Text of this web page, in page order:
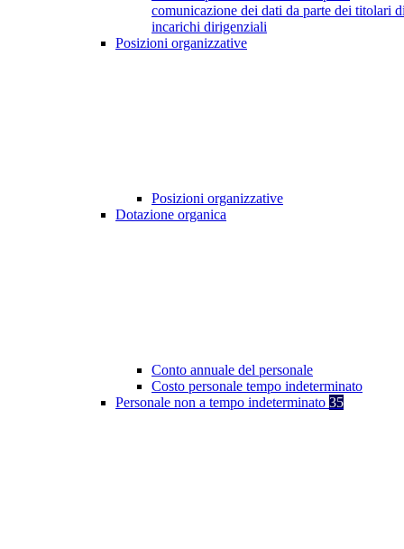
comunicazione dei dati da parte dei titolari
incarichi dirigenziali
Posizioni organizzative
Posizioni organizzative
Dotazione organica
Conto annuale del personale
Costo personale tempo indeterminato
Personale non a tempo indeterminato 35